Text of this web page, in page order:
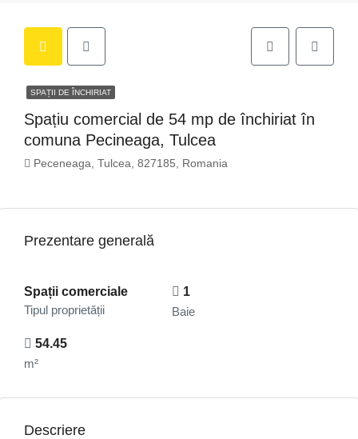
SPAȚII DE ÎNCHIRIAT
Spațiu comercial de 54 mp de închiriat în
comuna Pecineaga, Tulcea
Peceneaga, Tulcea, 827185, Romania
Prezentare generală
Spații comerciale
Tipul proprietății
1
Baie
54.45
m²
Descriere